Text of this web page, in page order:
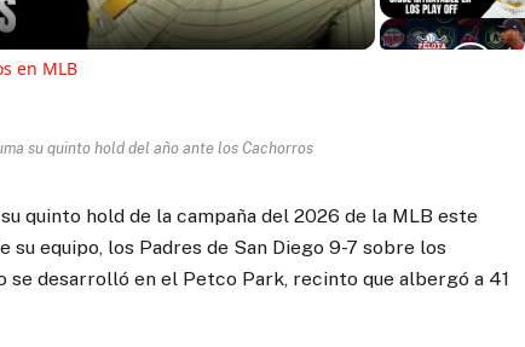
en MLB
su quinto hold del año ante los Cachorros
quinto hold de la campaña del 2026 de la MLB este
equipo, los Padres de San Diego 9-7 sobre los
se desarrolló en el Petco Park, recinto que albergó a 41